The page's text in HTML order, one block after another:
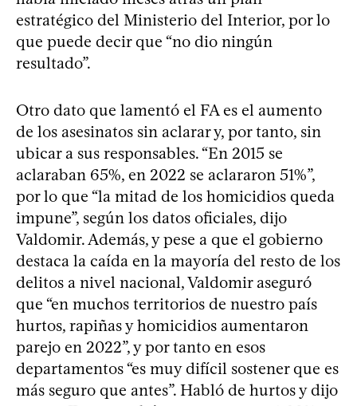
estratégico del Ministerio del Interior, por lo
que puede decir que “no dio ningún
resultado”.
Otro dato que lamentó el FA es el aumento
de los asesinatos sin aclarar y, por tanto, sin
ubicar a sus responsables. “En 2015 se
aclaraban 65%, en 2022 se aclararon 51%”,
por lo que “la mitad de los homicidios queda
impune”, según los datos oficiales, dijo
Valdomir. Además, y pese a que el gobierno
destaca la caída en la mayoría del resto de los
delitos a nivel nacional, Valdomir aseguró
que “en muchos territorios de nuestro país
hurtos, rapiñas y homicidios aumentaron
parejo en 2022”, y por tanto en esos
departamentos “es muy difícil sostener que es
más seguro que antes”. Habló de hurtos y dijo